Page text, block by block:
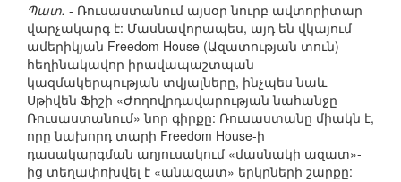
Պատ. - Ռուսաստանում այսօր նուրբ ավտորիտար
վարչակարգ է: Մասնավորապես, այդ են վկայում
ամերիկյան Freedom House (Ազատության տուն)
հեղինակավոր իրավապաշտպան
կազմակերպության տվյալները, ինչպես նաև
Սթիվեն Ֆիշի «Ժողովրդավարության նահանջը
Ռուսաստանում» նոր գիրքը: Ռուսաստանը միակն է,
որը նախորդ տարի Freedom House-ի
դասակարգման աղյուսակում «մասնակի ազատ»-
ից տեղափոխվել է «անազատ» երկրների շարքը: